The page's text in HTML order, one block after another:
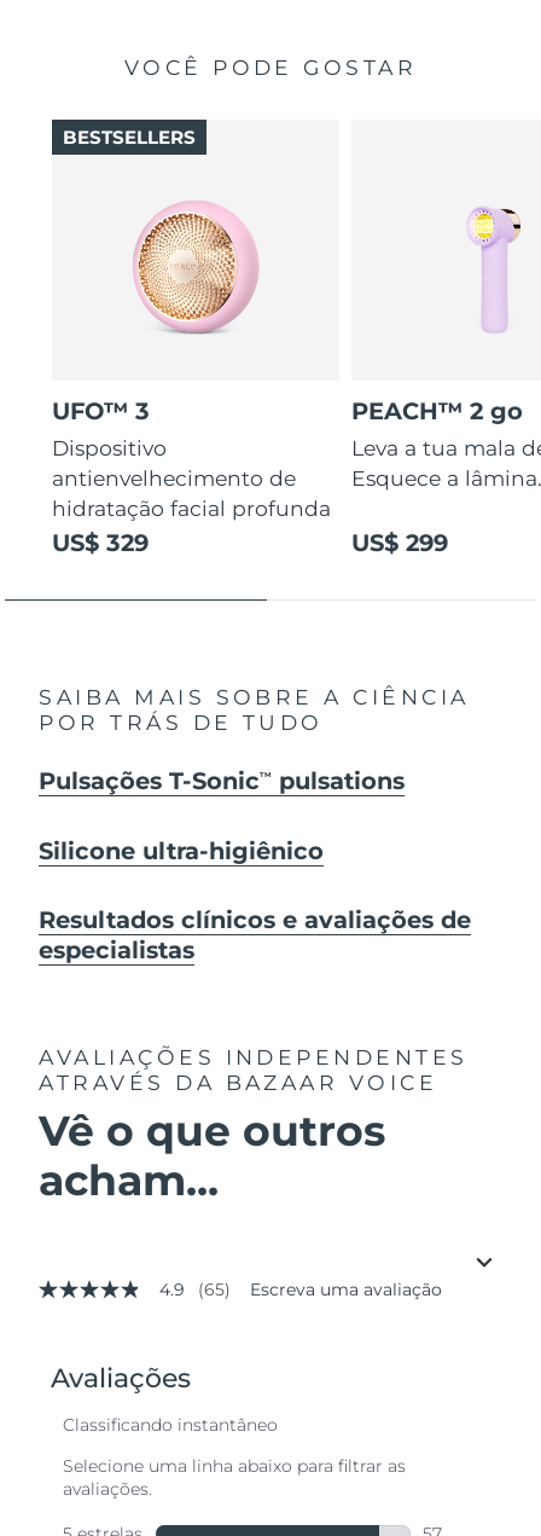
VOCÊ PODE GOSTAR
UFO™ 3
Dispositivo
antienvelhecimento de
hidratação facial profunda
US$ 329
BESTSELLERS
PEACH™ 2 go
Leva a tua mala
Esquece a
US$ 299
SAIBA MAIS SOBRE A CIÊNCIA
POR TRÁS DE TUDO
Pulsações T-SonicTM pulsations
Silicone ultra-higiênico
Resultados clínicos e avaliações de
especialistas
AVALIAÇÕES INDEPENDENTES
ATRAVÉS DA BAZAAR VOICE
Vê o que outros
acham...
4.9
valor
médio
avaliação.
Reviews.
abre
4.9 (65) Escreva uma avaliação